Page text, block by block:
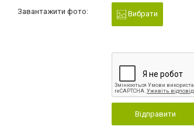
Завантажити фото: Вибрати
Відправити